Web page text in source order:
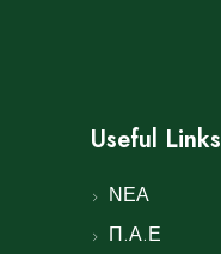
Useful Links
ΝΕΑ
Π.Α.Ε